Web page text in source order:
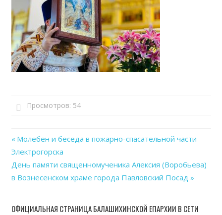
Просмотров: 54
Навигация
по
Previous
Post:
Молебен и беседа в пожарно-спасательной части
Электрогорска
Next
Post:
День памяти священномученика Алексия (Воробьева)
в Вознесенском храме города Павловский Посад
ОФИЦИАЛЬНАЯ СТРАНИЦА БАЛАШИХИНСКОЙ ЕПАРХИИ В СЕТИ